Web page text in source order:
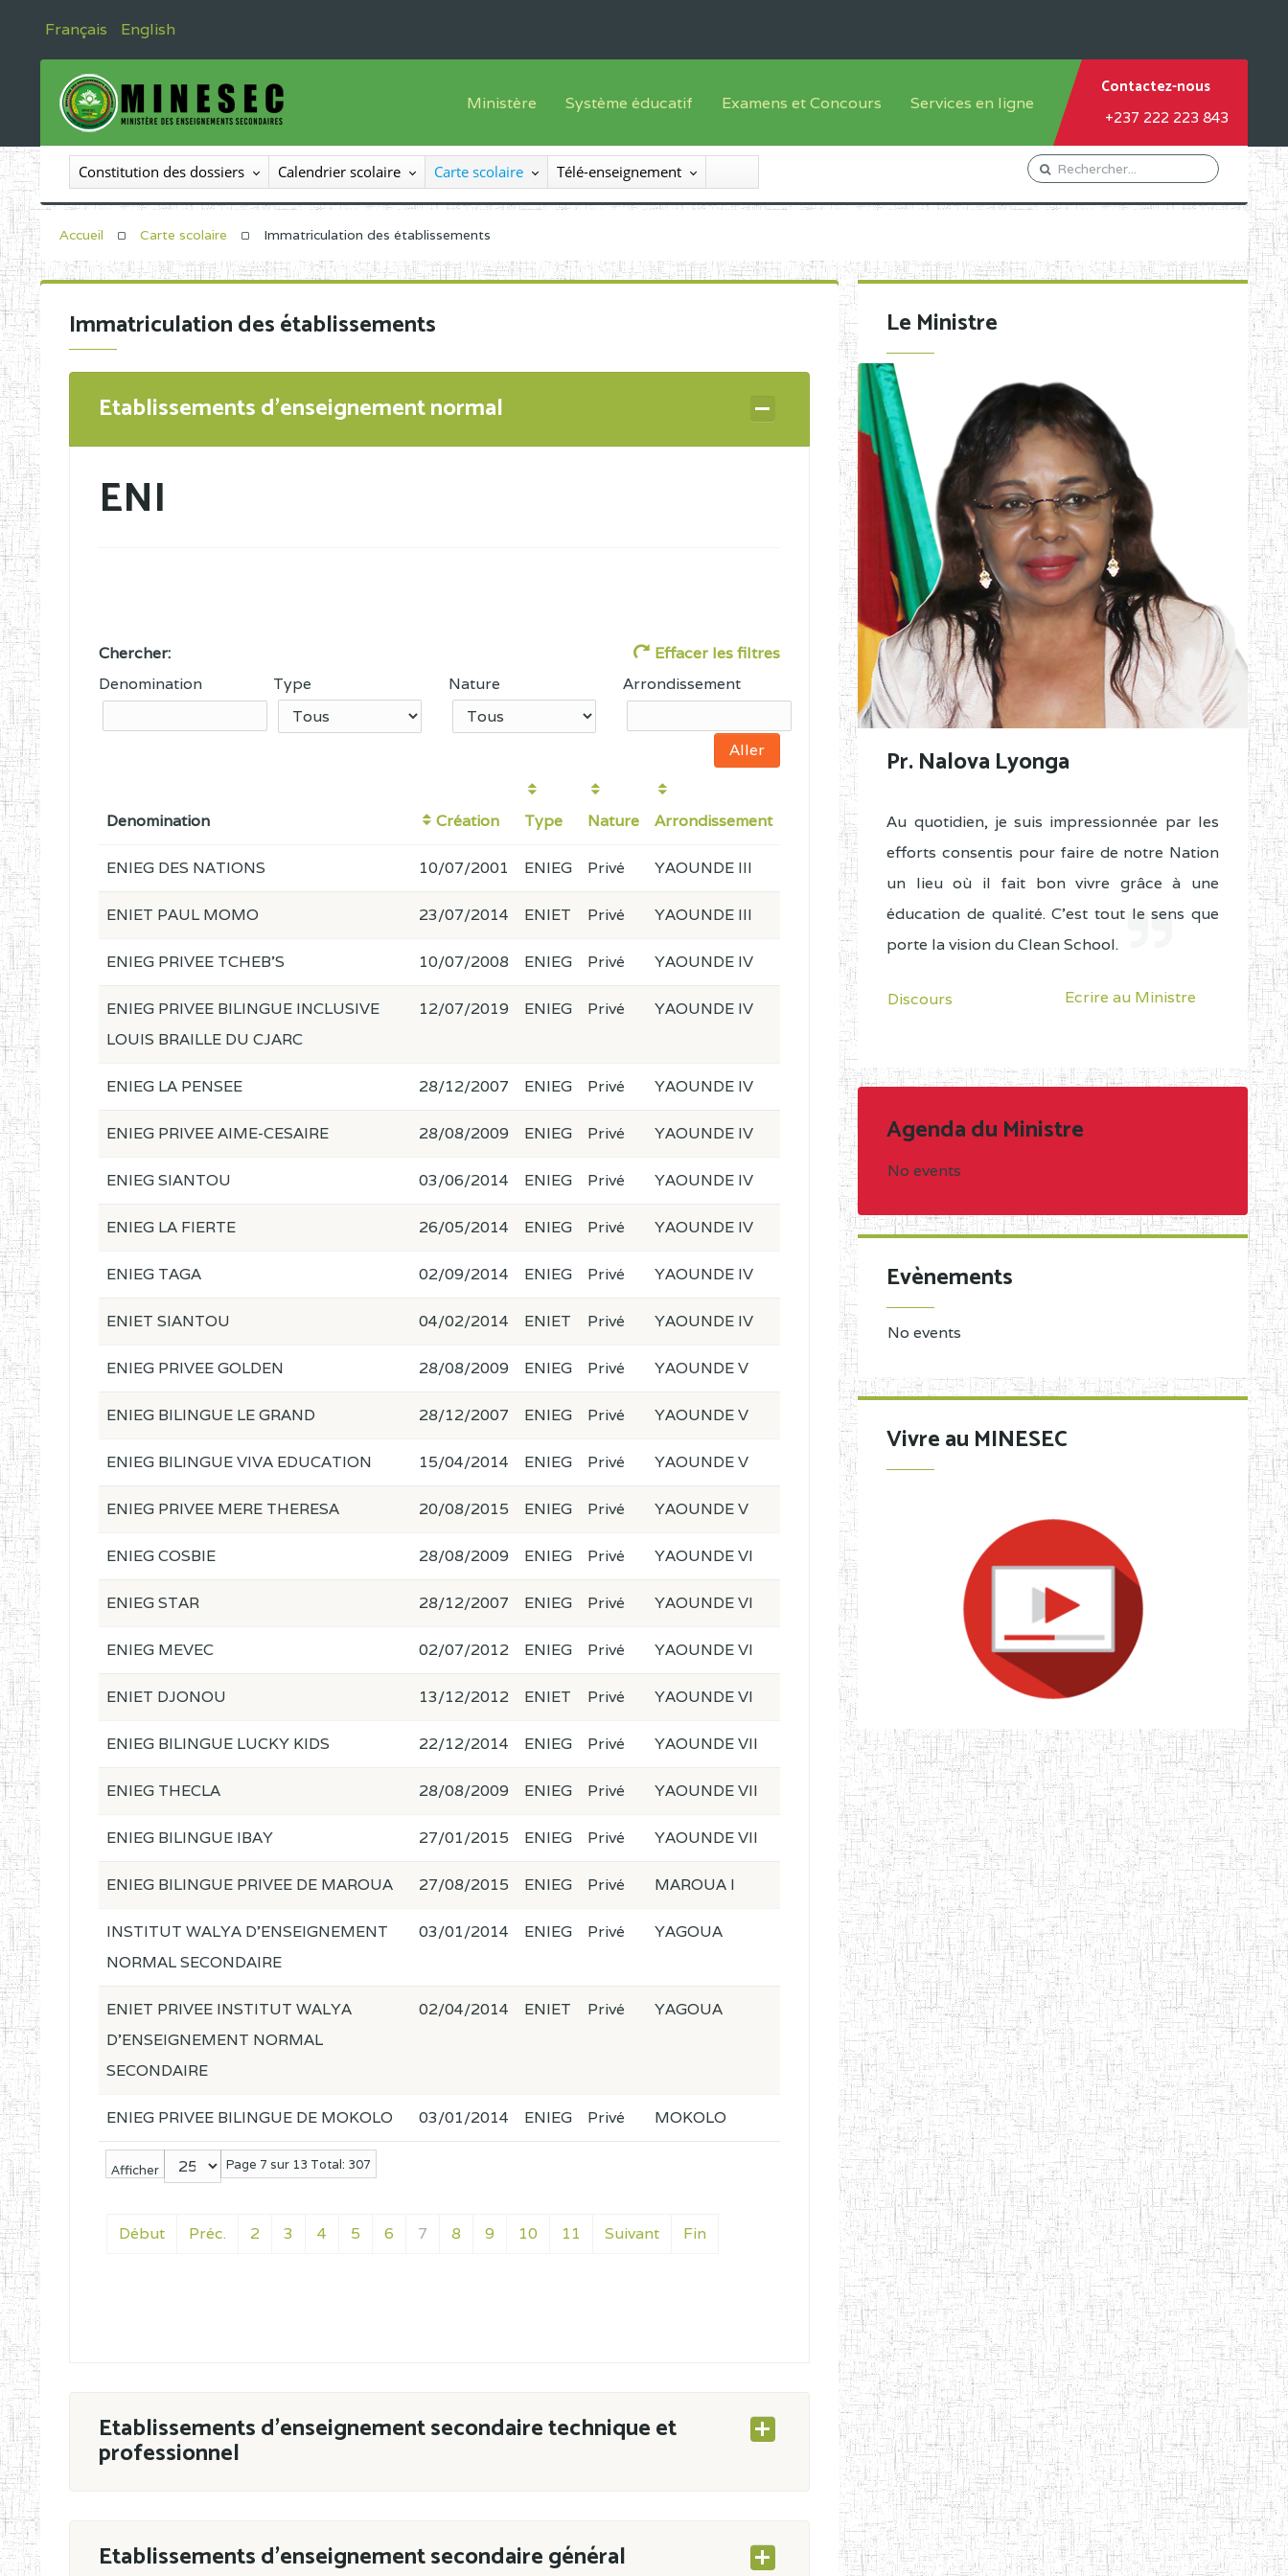
Français English
Ministère
Le Ministre
Le SEESEN
Inspection Générale des Enseignements
Organigramme
Système éducatif
Offre de formation
Sous système francophone
Progammes d'études
Examens et Concours
Inscriptions
Liste des candidats
Diplômes disponibles
Services en ligne
Orientation Conseil
Gestion du Personnel
Demande de subvention
Contactez-nous
+237 222 223 843
Constitution des dossiers Calendrier scolaire Carte scolaire Télé-enseignement
Accueil Carte scolaire Immatriculation des établissements
Immatriculation des établissements
Etablissements d'enseignement normal
ENI
Chercher:
Effacer les filtres
Denomination
Type Nature Arrondissement
Denomination Création Type Nature Arrondissement
Afficher Page 7 sur 13 Total: 307
Début Préc. 2 3 4 5 6 7 8 9 10 11 Suivant Fin
ENIEG DES NATIONS 10/07/2001 ENIEG Privé YAOUNDE III
ENIET PAUL MOMO 23/07/2014 ENIET Privé YAOUNDE III
ENIEG PRIVEE TCHEB'S 10/07/2008 ENIEG Privé YAOUNDE IV
ENIEG PRIVEE BILINGUE INCLUSIVE
LOUIS BRAILLE DU CJARC
12/07/2019 ENIEG Privé YAOUNDE IV
ENIEG LA PENSEE 28/12/2007 ENIEG Privé YAOUNDE IV
ENIEG PRIVEE AIME-CESAIRE 28/08/2009 ENIEG Privé YAOUNDE IV
ENIEG SIANTOU 03/06/2014 ENIEG Privé YAOUNDE IV
ENIEG LA FIERTE 26/05/2014 ENIEG Privé YAOUNDE IV
ENIEG TAGA 02/09/2014 ENIEG Privé YAOUNDE IV
ENIET SIANTOU 04/02/2014 ENIET Privé YAOUNDE IV
ENIEG PRIVEE GOLDEN 28/08/2009 ENIEG Privé YAOUNDE V
ENIEG BILINGUE LE GRAND 28/12/2007 ENIEG Privé YAOUNDE V
ENIEG BILINGUE VIVA EDUCATION 15/04/2014 ENIEG Privé YAOUNDE V
ENIEG PRIVEE MERE THERESA 20/08/2015 ENIEG Privé YAOUNDE V
ENIEG COSBIE 28/08/2009 ENIEG Privé YAOUNDE VI
ENIEG STAR 28/12/2007 ENIEG Privé YAOUNDE VI
ENIEG MEVEC 02/07/2012 ENIEG Privé YAOUNDE VI
ENIET DJONOU 13/12/2012 ENIET Privé YAOUNDE VI
ENIEG BILINGUE LUCKY KIDS 22/12/2014 ENIEG Privé YAOUNDE VII
ENIEG THECLA 28/08/2009 ENIEG Privé YAOUNDE VII
ENIEG BILINGUE IBAY 27/01/2015 ENIEG Privé YAOUNDE VII
ENIEG BILINGUE PRIVEE DE MAROUA 27/08/2015 ENIEG Privé MAROUA I
INSTITUT WALYA D'ENSEIGNEMENT
NORMAL SECONDAIRE
03/01/2014 ENIEG Privé YAGOUA
ENIET PRIVEE INSTITUT WALYA
D'ENSEIGNEMENT NORMAL
SECONDAIRE
02/04/2014 ENIET Privé YAGOUA
ENIEG PRIVEE BILINGUE DE MOKOLO 03/01/2014 ENIEG Privé MOKOLO
Etablissements d'enseignement secondaire technique et
professionnel
ESTP
Etablissements d'enseignement secondaire général
Le Ministre
Pr. Nalova Lyonga
Au quotidien, je suis impressionnée par les
efforts consentis pour faire de notre Nation
un lieu où il fait bon vivre grâce à une
éducation de qualité. C'est tout le sens que
porte la vision du Clean School.
Discours Ecrire au Ministre
Agenda du Ministre
No events
Evènements
No events
Vivre au MINESEC